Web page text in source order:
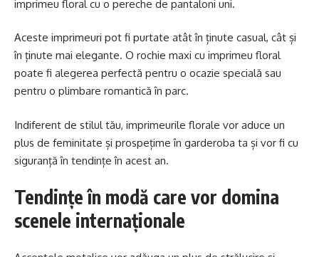
imprimeu floral cu o pereche de pantaloni uni.
Aceste imprimeuri pot fi purtate atât în ținute casual, cât și
în ținute mai elegante. O rochie maxi cu imprimeu floral
poate fi alegerea perfectă pentru o ocazie specială sau
pentru o plimbare romantică în parc.
Indiferent de stilul tău, imprimeurile florale vor aduce un
plus de feminitate și prospețime în garderoba ta și vor fi cu
siguranță în tendințe în acest an.
Tendințe în modă care vor domina
scenele internaționale